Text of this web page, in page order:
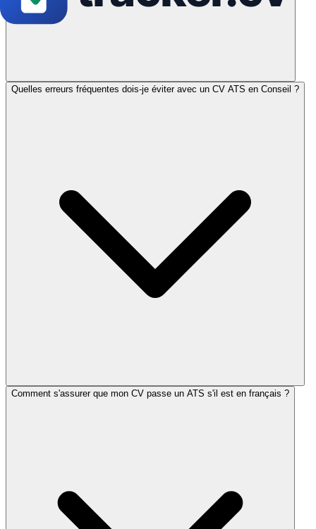
Quelles erreurs fréquentes dois-je éviter avec un CV ATS en Conseil ?
Comment s'assurer que mon CV passe un ATS s'il est en français ?